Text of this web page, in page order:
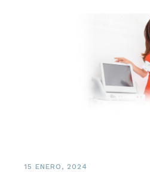
15 ENERO, 2024